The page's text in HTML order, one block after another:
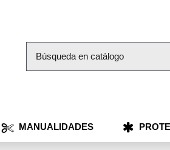
MANUALIDADES